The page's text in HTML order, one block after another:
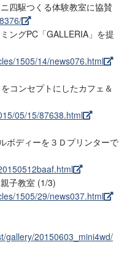
四駆つくる体験教室に協賛
ングPC「GALLERIA」を提
1505/14/news076.html
コンセプトにしたカフェ＆
05/15/87638.html
ボディーを３Ｄプリンターで
子教室 (1/3)
1505/29/news037.html
gallery/20150603_mini4wd/